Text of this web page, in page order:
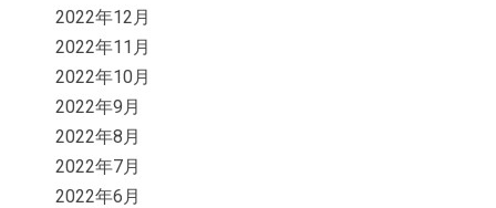
2022年12月
2022年11月
2022年10月
2022年9月
2022年8月
2022年7月
2022年6月